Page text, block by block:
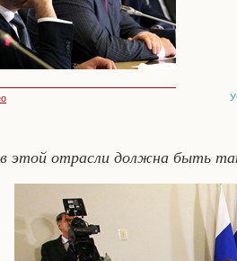
в этой отрасли должна быть